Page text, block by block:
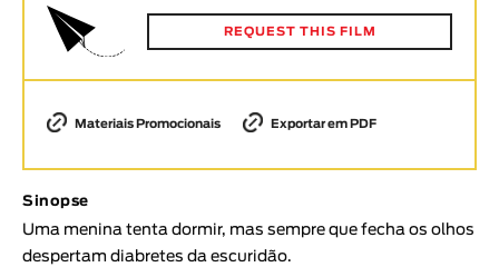
< / >
Ficção
Animação
Experimental
Documentário
REQUEST THIS FILM
Materiais Promocionais Exportar em PDF
Sinopse
Uma menina tenta dormir, mas sempre que fecha os olhos
despertam diabretes da escuridão.